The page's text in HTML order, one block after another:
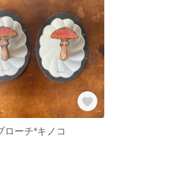
ローチ*キノコ